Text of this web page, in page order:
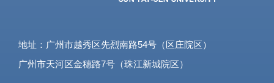
地址：广州市越秀区先烈南路54号（区庄院区）
广州市天河区金穗路7号（珠江新城院区）